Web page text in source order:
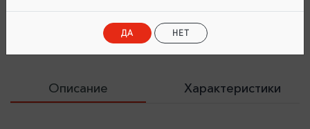
Описание Характеристики
ДА НЕТ